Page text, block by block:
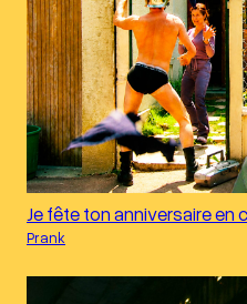
Je fête ton anniversaire en
Prank